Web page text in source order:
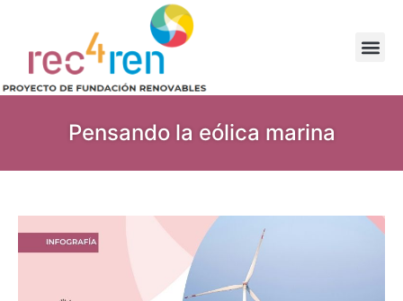
Pensando la eólica marina